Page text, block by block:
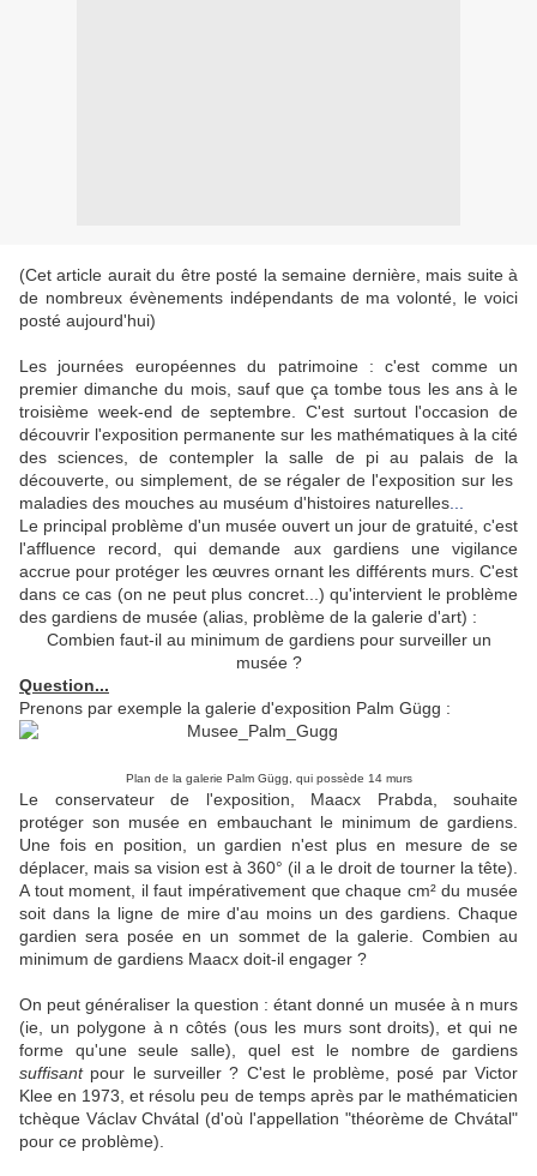
(Cet article aurait du être posté la semaine dernière, mais suite à
de nombreux évènements indépendants de ma volonté, le voici
posté aujourd'hui)
Les journées européennes du patrimoine : c'est comme un
premier dimanche du mois, sauf que ça tombe tous les ans à le
troisième week-end de septembre. C'est surtout l'occasion de
découvrir l'exposition permanente sur les mathématiques à la cité
des sciences, de contempler la salle de pi au palais de la
découverte, ou simplement, de se régaler de l'exposition sur les
maladies des mouches au muséum d'histoires naturelles
Le principal problème d'un musée ouvert un jour de gratuité, c'est
l'affluence record, qui demande aux gardiens une vigilance
accrue pour protéger les œuvres ornant les différents murs. C'est
dans ce cas (on ne peut plus concret...) qu'intervient le problème
des gardiens de musée (alias, problème de la galerie d'art) :
Combien faut-il au minimum de gardiens pour surveiller un
musée ?
Question...
Prenons par exemple la galerie d'exposition Palm Gügg :
Plan de la galerie Palm Gügg, qui possède 14 murs
Le conservateur de l'exposition, Maacx Prabda, souhaite
protéger son musée en embauchant le minimum de gardiens.
Une fois en position, un gardien n'est plus en mesure de se
déplacer, mais sa vision est à 360° (il a le droit de tourner la tête).
A tout moment, il faut impérativement que chaque cm² du musée
soit dans la ligne de mire d'au moins un des gardiens. Chaque
gardien sera posée en un sommet de la galerie. Combien au
minimum de gardiens Maacx doit-il engager ?
On peut généraliser la question : étant donné un musée à n murs
(ie, un polygone à n côtés (ous les murs sont droits), et qui ne
forme qu'une seule salle), quel est le nombre de gardiens
suffisant pour le surveiller ? C'est le problème, posé par Victor
Klee en 1973, et résolu peu de temps après par le mathématicien
tchèque Václav Chvátal (d'où l'appellation "théorème de Chvátal"
pour ce problème).